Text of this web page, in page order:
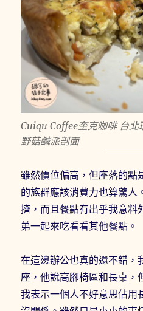
Cuiqu Coffee奎克咖啡 台
野菇鹹派剖面
雖然價位偏高，但座落的點
的族群應該消費力也算驚人
擠，而且餐點有出乎我意料
弟一起來吃看看其他餐點。
在這邊辦公也真的還不錯，
座，他說高腳椅區和長桌，
我表示一個人不好意思佔用